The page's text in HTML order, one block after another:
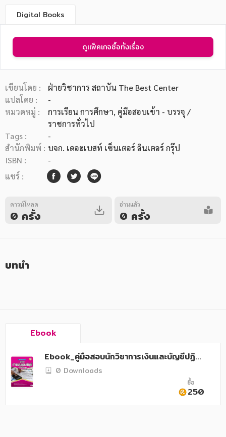
หมวดหมู่หนังสือ
หมวดหมู่ยอดนิยม
หนังสือเสียง
โปรโมชั่นลดราคา
อาหาร สุขภาพ การแพทย์
ศาสนา และปรัชญา
กฎหมาย สัญญา ภาษี
การเงิน การลงทุน บริหาร
Digital Books
ดูแพ็คเกจซื้อทั้งเรื่อง
เขียนโดย :
ฝ่ายวิชาการ สถาบัน The Best Center
แปลโดย :
-
หมวดหมู่ :
การเรียน การศึกษา, คู่มือสอบเข้า - บรรจุ /
ราชการทั่วไป
Tags :
-
สำนักพิมพ์ : บจก. เดอะเบสท์ เซ็นเตอร์ อินเตอร์ กรุ๊ป
ISBN :
-
แชร์ :
ดาวน์โหลด
0 ครั้ง
อ่านแล้ว
0 ครั้ง
บทนำ
Ebook
Ebook_คู่มือสอบนักวิชาการเงินและบัญชีปฏิบั
ติการ กรมประชาสัมพันธ์
0 Downloads
ซื้อ
250